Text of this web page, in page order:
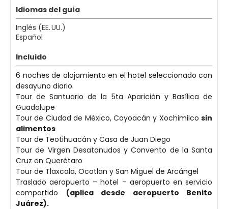
Idiomas del guía
Inglés (EE. UU.)
Español
Incluido
6 noches de alojamiento en el hotel seleccionado con
desayuno diario.
Tour de Santuario de la 5ta Aparición y Basílica de
Guadalupe
Tour de Ciudad de México, Coyoacán y Xochimilco sin
alimentos
Tour de Teotihuacán y Casa de Juan Diego
Tour de Virgen Desatanudos y Convento de la Santa
Cruz en Querétaro
Tour de Tlaxcala, Ocotlan y San Miguel de Arcángel
Traslado aeropuerto – hotel – aeropuerto en servicio
compartido (aplica desde aeropuerto Benito
Juárez).